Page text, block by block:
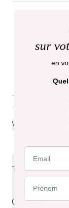
- Jupe longue
- Longueur côté
VOIR PLUS
Traçabilité &
Fabriquée en
féminin, et
Conseils
sur
en